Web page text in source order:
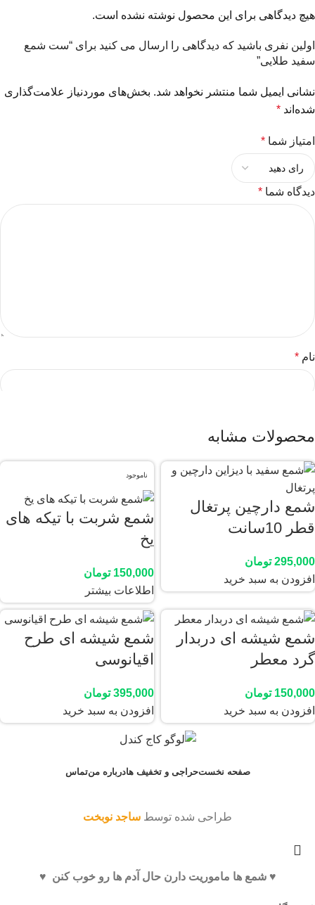
هیچ دیدگاهی برای این محصول نوشته نشده است.
اولین نفری باشید که دیدگاهی را ارسال می کنید برای “ست شمع
سفید طلایی”
نشانی ایمیل شما منتشر نخواهد شد. بخش‌های موردنیاز علامت‌گذاری
شده‌اند *
امتیاز شما *
دیدگاه شما *
نام *
ذخیره نام، ایمیل و وبسایت من در مرورگر برای زمانی که دوباره
دیدگاهی می‌نویسم.
محصولات مشابه
شمع دارچین پرتغال
قطر 10سانت
295,000 تومان
افزودن به سبد خرید
ناموجود
شمع شربت با تیکه های
یخ
150,000 تومان
اطلاعات بیشتر
شمع شیشه ای دربدار
گرد معطر
150,000 تومان
افزودن به سبد خرید
شمع شیشه ای طرح
اقیانوسی
395,000 تومان
افزودن به سبد خرید
صفحه نخستحراجی و تخفیف هادرباره منتماس
طراحی شده توسط ساجد نوبخت
♥️ شمع ها ماموریت دارن حال آدم ها رو خوب کنن ♥️